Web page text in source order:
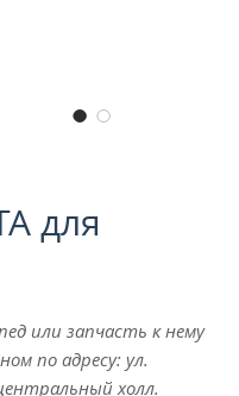
для
или запчасть к нему
по адресу: ул.
холл.